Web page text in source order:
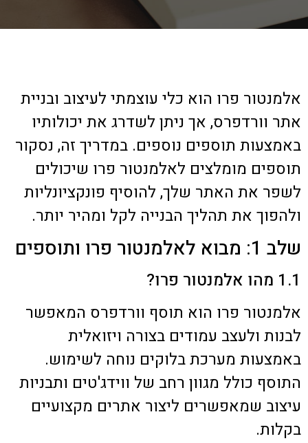
אלמנטור פרו הוא כלי עוצמתי לעיצוב ובניית
אתר וורדפרס, אך ניתן לשדרג את יכולותיו
באמצעות תוספים נוספים. במדריך זה, נסקור
תוספים מומלצים לאלמנטור פרו שיכולים
לשפר את האתר שלך, להוסיף פונקציונליות
ולהפוך את תהליך הבנייה לקל ומהיר יותר.
שלב 1: מבוא לאלמנטור פרו ותוספים
1.1 מהו אלמנטור פרו?
אלמנטור פרו הוא תוסף וורדפרס המאפשר
לבנות ולעצב עמודים בצורה ויזואלית
באמצעות מערכת בלוקים נוחה לשימוש.
התוסף כולל מגוון רחב של ווידג'טים ותבניות
עיצוב שמאפשרים ליצור אתרים מקצועיים
בקלות.